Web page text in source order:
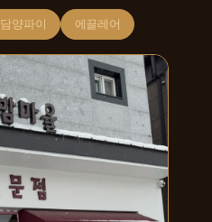
담양파이 에끌레어